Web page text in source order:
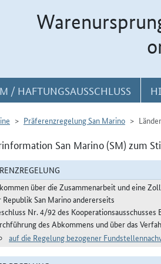
/ HAFTUNGSAUSSCHLUSS
Präferenzregelung San Marino
San Marino (SM) zum
über die Zusammenarbeit und eine
Republik San Marino andererseits
Nr. 4/92 des
des Abkommens und über das
auf die Regelung bezogener